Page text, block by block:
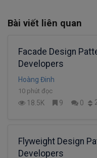
Bài viết liên quan
Facade Design
Developers
Hoàng Đinh
10 phút đọc
18.5K 9 0
Flyweight Design
Developers